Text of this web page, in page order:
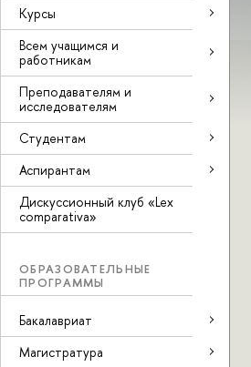
Курсы
Всем учащимся и
работникам
Преподавателям и
исследователям
Студентам
Аспирантам
Дискуссионный клуб «Lex
comparativa»
ОБРАЗОВАТЕЛЬНЫЕ
ПРОГРАММЫ
Бакалавриат
Магистратура